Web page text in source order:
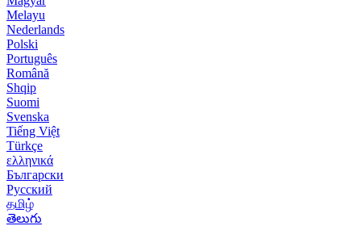
Melayu
Nederlands
Polski
Português
Română
Shqip
Suomi
Svenska
Tiếng Việt
Türkçe
ελληνικά
Български
Русский
தமிழ்
తెలుగు